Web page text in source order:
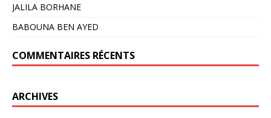
JALILA BORHANE
BABOUNA BEN AYED
COMMENTAIRES RÉCENTS
ARCHIVES